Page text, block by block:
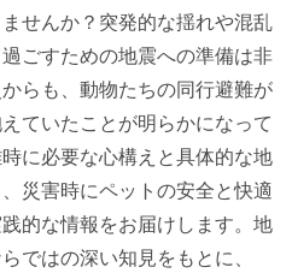
せんか？突発的な揺れや混乱
ごすための地震への準備は非
らも、動物たちの同行避難が
ていたことが明らかになって
に必要な心構えと具体的な地
災害時にペットの安全と快適
的な情報をお届けします。地
ではの深い知見をもとに、